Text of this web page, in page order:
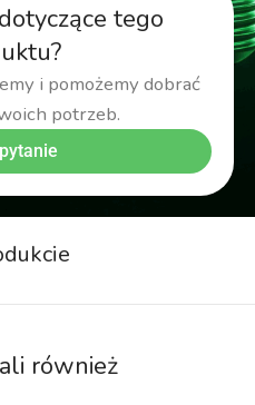
tego
i pomożemy dobrać
potrzeb.
również